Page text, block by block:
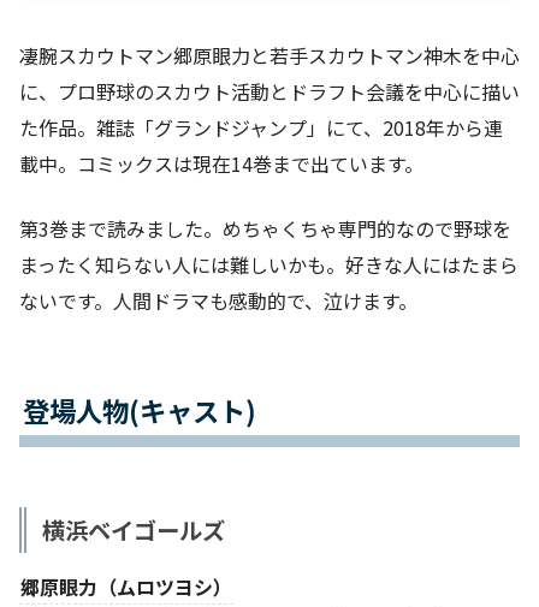
凄腕スカウトマン郷原眼力と若手スカウトマン神木を中心
に、プロ野球のスカウト活動とドラフト会議を中心に描い
た作品。雑誌「グランドジャンプ」にて、2018年から連
載中。コミックスは現在14巻まで出ています。
第3巻まで読みました。めちゃくちゃ専門的なので野球を
まったく知らない人には難しいかも。好きな人にはたまら
ないです。人間ドラマも感動的で、泣けます。
登場人物(キャスト)
横浜ベイゴールズ
郷原眼力（ムロツヨシ）